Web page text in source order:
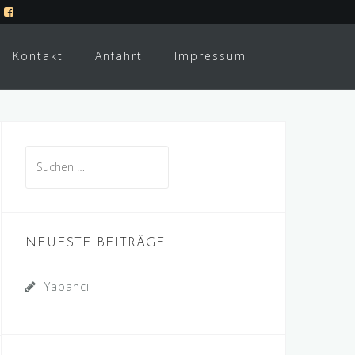
Kontakt Anfahrt Impressum
nach:
NEUESTE BEITRÄGE
Yabancı